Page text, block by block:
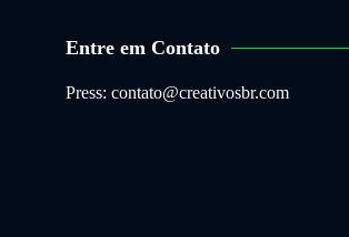
Entre em Contato
Press: contato@creativosbr.com